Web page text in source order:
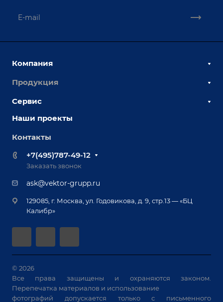
Компания
О компании
Выставки и мероприятия
Вопрос ответ
Реквизиты
Документы
Продукция
Сборочно-сварочные столы
Оснастка для сварочных столов
Оборудование для приварки крепежа
Приварной крепеж
Специализированные решения для сварки
Позиционеры и вращатели
Машины контактной сварки
Универсальные зажимы
Системы аспирации
Сервис
Сервисное обслуживание
Обучение
Лизинг
Гарантия
автоматизации
Наши проекты
Контакты
+7(495)787-49-12
Заказать звонок
ask@vektor-grupp.ru
129085, г. Москва, ул. Годовикова, д. 9, стр.13 — «БЦ
Калибр»
© 2026
Все права защищены и охраняются законом.
Перепечатка материалов и использование
фотографий допускается только с письменного